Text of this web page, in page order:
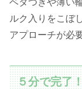
ルク入りをこぼ
アプローチが必
５分で完了